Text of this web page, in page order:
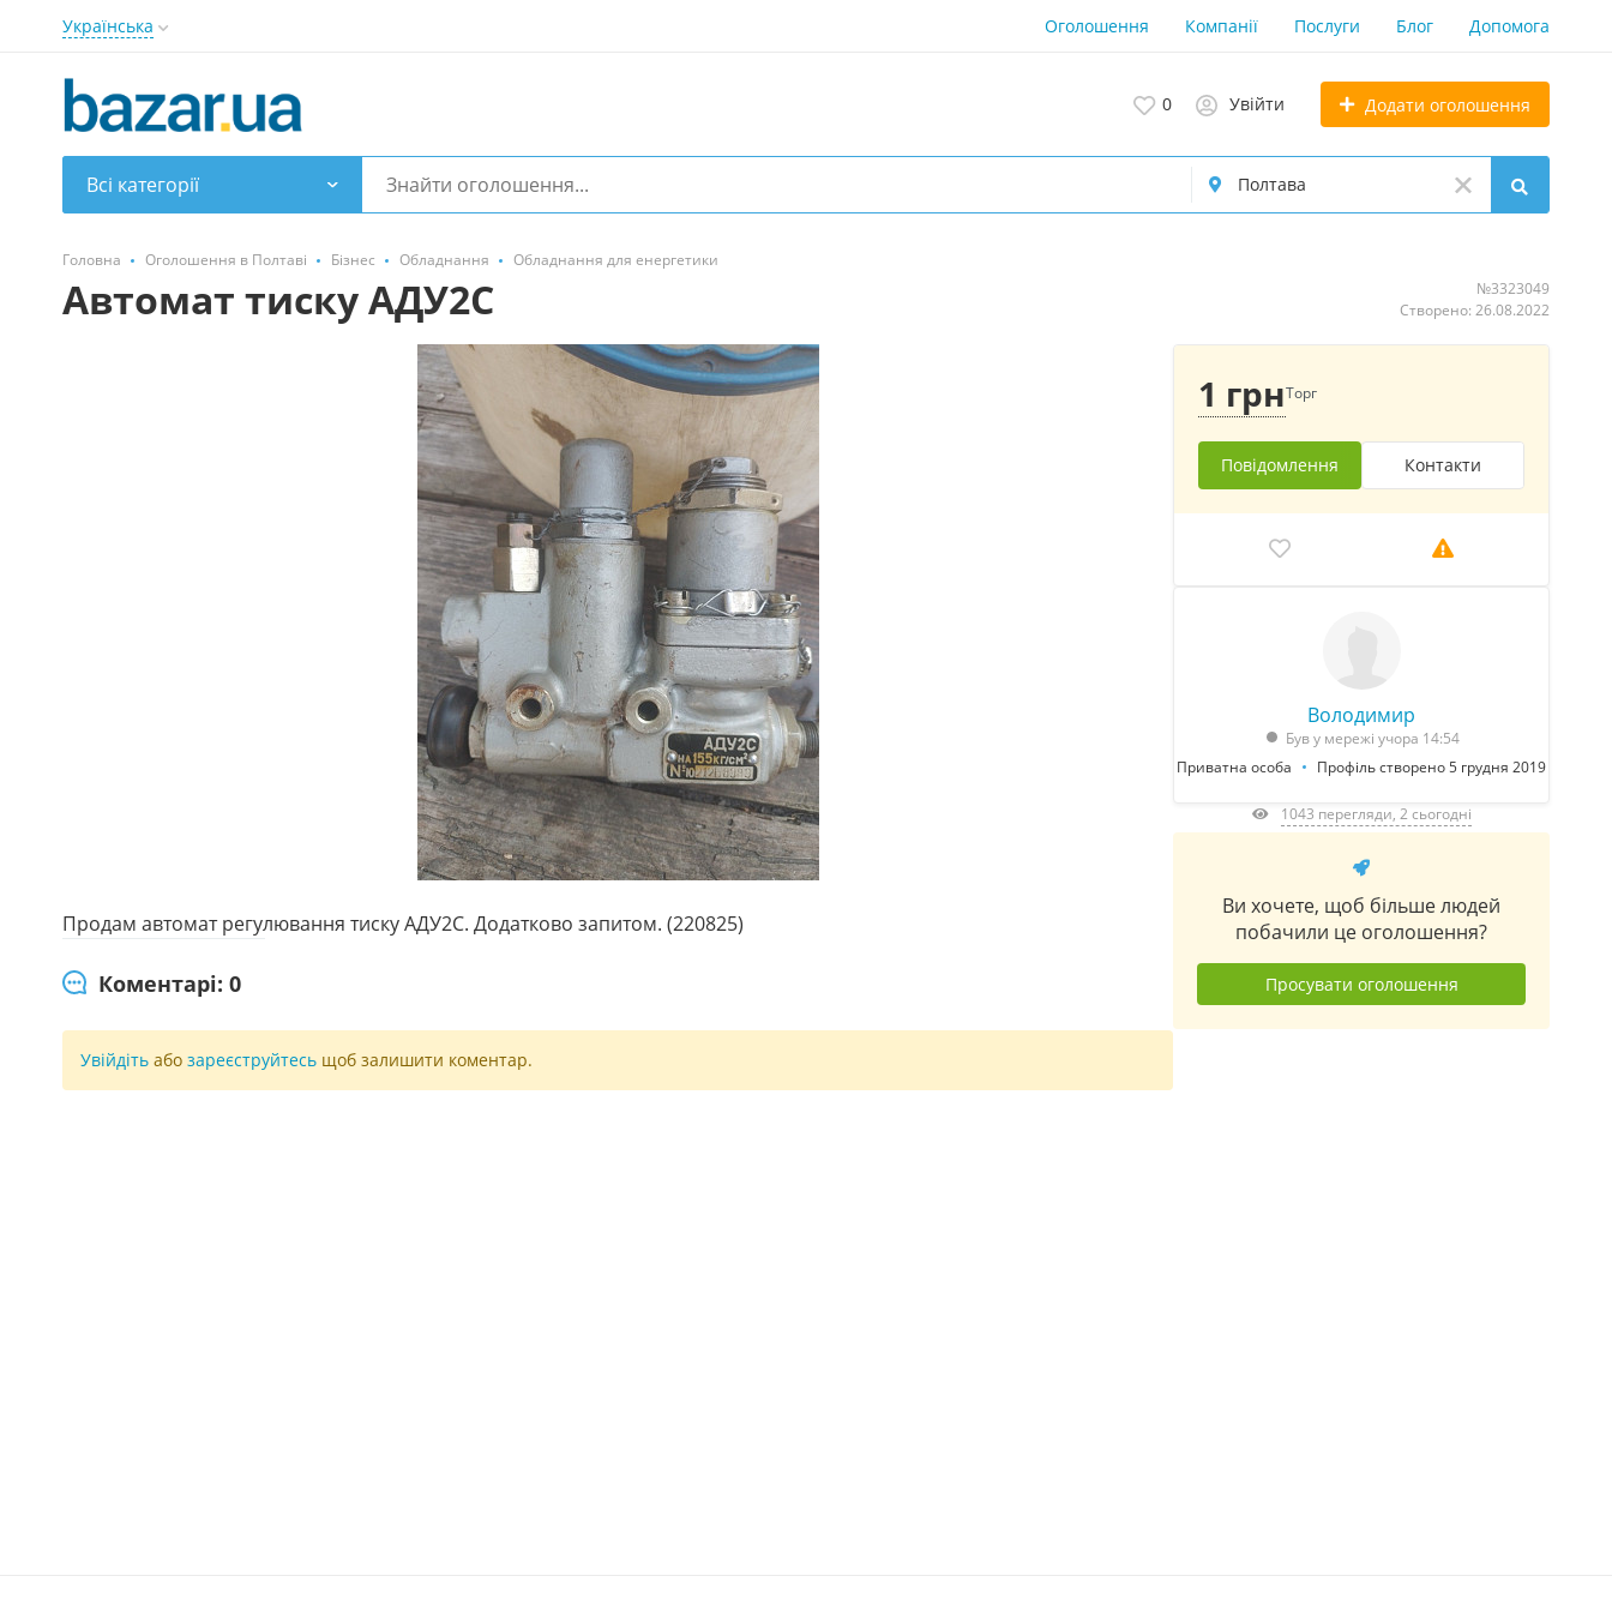
Українська Оголошення Компанії Послуги Блог Допомога
0 Увійти Додати оголошення
Всі категорії
Головна Оголошення в Полтаві Бізнес Обладнання Обладнання для енергетики
Автомат тиску АДУ2С
№3323049
Створено: 26.08.2022
Продам автомат регулювання тиску АДУ2С. Додатково запитом. (220825)
Коментарі: 0
Увійдіть або зареєструйтесь щоб залишити коментар.
1 грнТорг
Повідомлення Контакти
Володимир
Був у мережі учора 14:54
Приватна особа
Профіль створено 5 грудня 2019
1043 перегляди, 2 сьогодні
Ви хочете, щоб більше людей
побачили це оголошення?
Просувати оголошення